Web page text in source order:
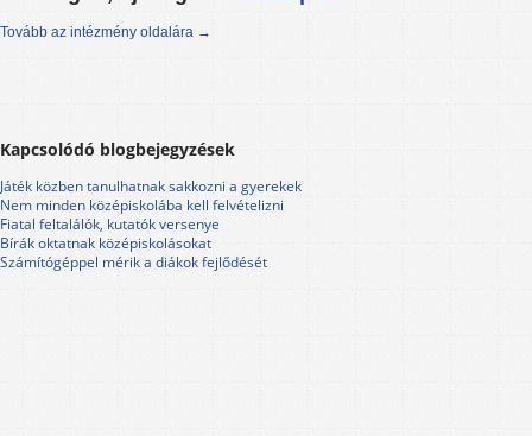
Tovább az intézmény oldalára →
Kapcsolódó blogbejegyzések
Játék közben tanulhatnak sakkozni a gyerekek
Nem minden középiskolába kell felvételizni
Fiatal feltalálók, kutatók versenye
Bírák oktatnak középiskolásokat
Számítógéppel mérik a diákok fejlődését